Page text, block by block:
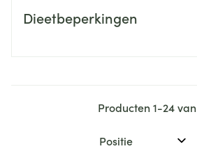
Dieetbeperkingen
Producten1-24van
Sorteer op: